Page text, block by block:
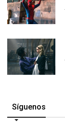
Síguenos